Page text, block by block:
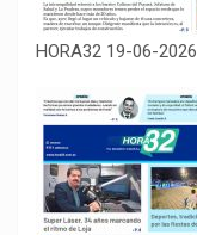
HORA32 19-06-2026